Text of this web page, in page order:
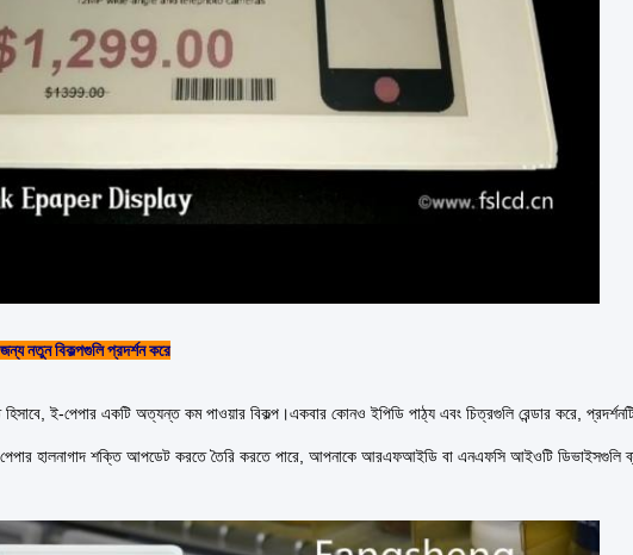
নতুন বিকল্পগুলি প্রদর্শন করে
ই-পেপার একটি অত্যন্ত কম পাওয়ার বিকল্প।একবার কোনও ইপিডি পাঠ্য এবং চিত্রগুলি রেন্ডার করে,
হালনাগাদ শক্তি আপডেট করতে তৈরি করতে পারে, আপনাকে আরএফআইডি বা এনএফসি আইওটি ডিভাইসগুলি